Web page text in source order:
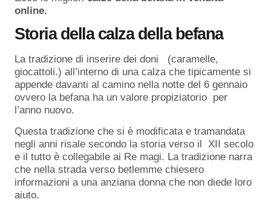
online.
Storia della calza della befana
La tradizione di inserire dei doni (caramelle,
giocattoli.) all’interno di una calza che tipicamente si
appende davanti al camino nella notte del 6 gennaio
ovvero la befana ha un valore propiziatorio per
l’anno nuovo.
Questa tradizione che si è modificata e tramandata
negli anni risale secondo la storia verso il XII secolo
e il tutto è collegabile ai Re magi. La tradizione narra
che nella strada verso betlemme chiesero
informazioni a una anziana donna che non diede loro
aiuto.